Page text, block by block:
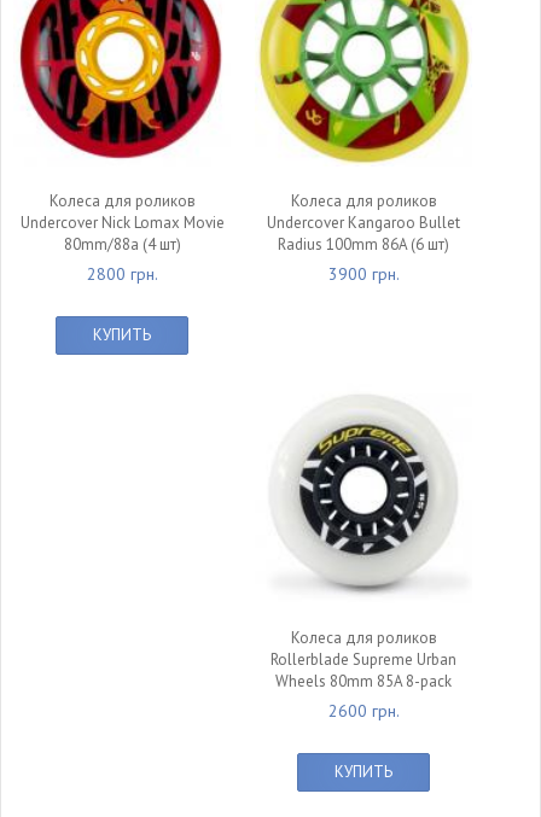
Колеса для роликов
Undercover Nick Lomax Movie
80mm/88a (4 шт)
2800 грн.
КУПИТЬ
Колеса для роликов
Undercover Kangaroo Bullet
Radius 100mm 86A (6 шт)
3900 грн.
Колеса для роликов
Rollerblade Supreme Urban
Wheels 80mm 85A 8-pack
2600 грн.
КУПИТЬ